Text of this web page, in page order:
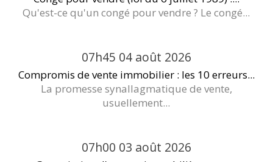
Qu'est-ce qu'un congé pour vendre ? Le congé...
07h45 04 août 2026
Compromis de vente immobilier : les 10 erreurs...
La promesse synallagmatique de vente,
usuellement...
07h00 03 août 2026